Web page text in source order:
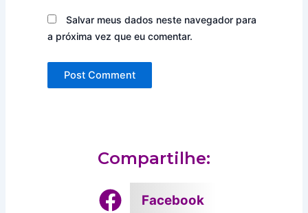
Salvar meus dados neste navegador para
a próxima vez que eu comentar.
Compartilhe:
Facebook